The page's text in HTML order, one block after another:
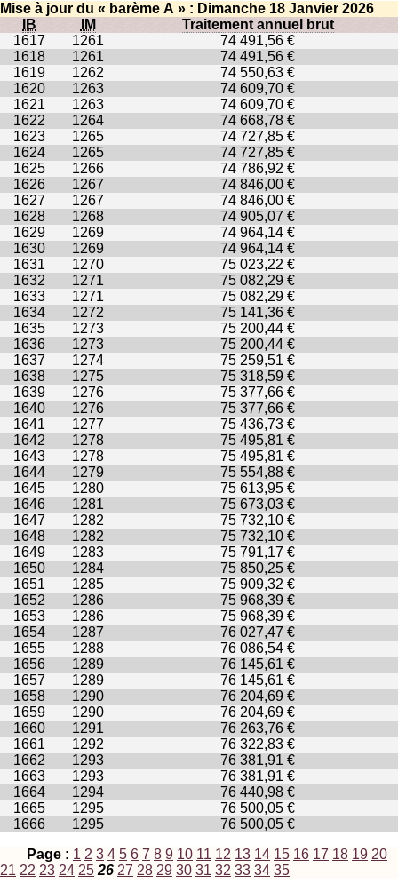
Mise à jour du « barème A » : Dimanche 18 Janvier 2026
IB
IM
Traitement annuel brut
1617
1261
74 491,56 €
1618
1261
74 491,56 €
1619
1262
74 550,63 €
1620
1263
74 609,70 €
1621
1263
74 609,70 €
1622
1264
74 668,78 €
1623
1265
74 727,85 €
1624
1265
74 727,85 €
1625
1266
74 786,92 €
1626
1267
74 846,00 €
1627
1267
74 846,00 €
1628
1268
74 905,07 €
1629
1269
74 964,14 €
1630
1269
74 964,14 €
1631
1270
75 023,22 €
1632
1271
75 082,29 €
1633
1271
75 082,29 €
1634
1272
75 141,36 €
1635
1273
75 200,44 €
1636
1273
75 200,44 €
1637
1274
75 259,51 €
1638
1275
75 318,59 €
1639
1276
75 377,66 €
1640
1276
75 377,66 €
1641
1277
75 436,73 €
1642
1278
75 495,81 €
1643
1278
75 495,81 €
1644
1279
75 554,88 €
1645
1280
75 613,95 €
1646
1281
75 673,03 €
1647
1282
75 732,10 €
1648
1282
75 732,10 €
1649
1283
75 791,17 €
1650
1284
75 850,25 €
1651
1285
75 909,32 €
1652
1286
75 968,39 €
1653
1286
75 968,39 €
1654
1287
76 027,47 €
1655
1288
76 086,54 €
1656
1289
76 145,61 €
1657
1289
76 145,61 €
1658
1290
76 204,69 €
1659
1290
76 204,69 €
1660
1291
76 263,76 €
1661
1292
76 322,83 €
1662
1293
76 381,91 €
1663
1293
76 381,91 €
1664
1294
76 440,98 €
1665
1295
76 500,05 €
1666
1295
76 500,05 €
Page : 1 2 3 4 5 6 7 8 9 10 11 12 13 14 15 16 17 18 19 20
21 22 23 24 25 26 27 28 29 30 31 32 33 34 35